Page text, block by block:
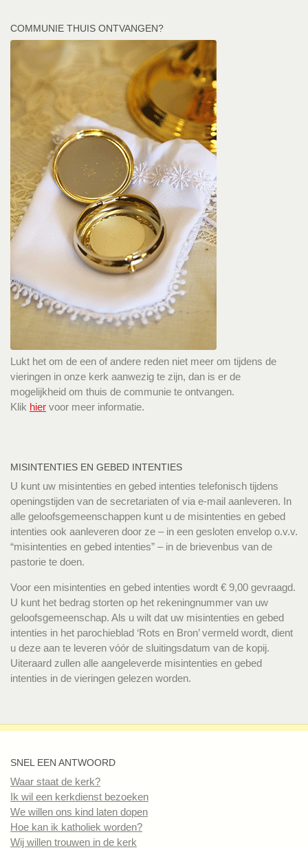
COMMUNIE THUIS ONTVANGEN?
Lukt het om de een of andere reden niet meer om tijdens de
vieringen in onze kerk aanwezig te zijn, dan is er de
mogelijkheid om thuis de communie te ontvangen.
Klik hier voor meer informatie.
MISINTENTIES EN GEBED INTENTIES
U kunt uw misintenties en gebed intenties telefonisch tijdens
openingstijden van de secretariaten of via e-mail aanleveren. In
alle geloofsgemeenschappen kunt u de misintenties en gebed
intenties ook aanleveren door ze – in een gesloten envelop o.v.v.
“misintenties en gebed intenties” – in de brievenbus van de
pastorie te doen.
Voor een misintenties en gebed intenties wordt € 9,00 gevraagd.
U kunt het bedrag storten op het rekeningnummer van uw
geloofsgemeenschap. Als u wilt dat uw misintenties en gebed
intenties in het parochieblad ‘Rots en Bron’ vermeld wordt, dient
u deze aan te leveren vóór de sluitingsdatum van de kopij.
Uiteraard zullen alle aangeleverde misintenties en gebed
intenties in de vieringen gelezen worden.
SNEL EEN ANTWOORD
Waar staat de kerk?
Ik wil een kerkdienst bezoeken
We willen ons kind laten dopen
Hoe kan ik katholiek worden?
Wij willen trouwen in de kerk